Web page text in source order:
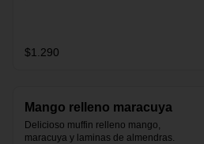
$1.290
Mango relleno maracuya
Delicioso muffin relleno mango,
maracuya y laminas de almendras.